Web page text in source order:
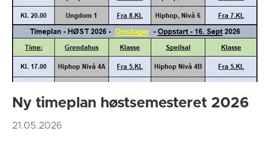
Ny timeplan høstsemesteret 2026
21.05.2026